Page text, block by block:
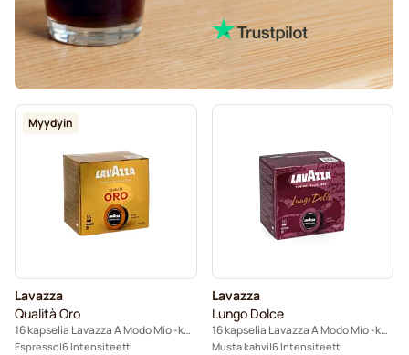
Myydyin
Lavazza
Qualità Oro
16 kapselia Lavazza A Modo Mio -koneisiin
Espresso 6 Intensiteetti
Lavazza
Lungo Dolce
16 kapselia Lavazza A Modo Mio -koneisiin
Musta kahvi 6 Intensiteetti